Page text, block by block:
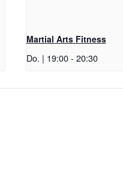
Martial Arts Fitness
Do. | 19:00 - 20:30